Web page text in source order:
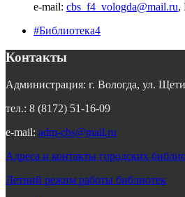
e-mail: cbs_f4_vologda@mail.ru,
#Библиотека4
Контакты
Администрация: г. Вологда, ул.
тел.: 8 (8172) 51-16-09
e-mail: adm-cbs@mail.ru
Адреса и контакты городских
Летний режим работы библиотек